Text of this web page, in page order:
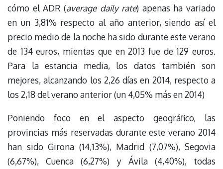
cómo el ADR (average daily rate) apenas ha variado
en un 3,81% respecto al año anterior, siendo así el
precio medio de la noche ha sido durante este verano
de 134 euros, mientas que en 2013 fue de 129 euros.
Para la estancia media, los datos también son
mejores, alcanzando los 2,26 días en 2014, respecto a
los 2,18 del verano anterior (un 4,05% más en 2014)
Poniendo foco en el aspecto geográfico, las
provincias más reservadas durante este verano 2014
han sido Girona (14,13%), Madrid (7,07%), Segovia
(6,67%), Cuenca (6,27%) y Ávila (4,40%), todas